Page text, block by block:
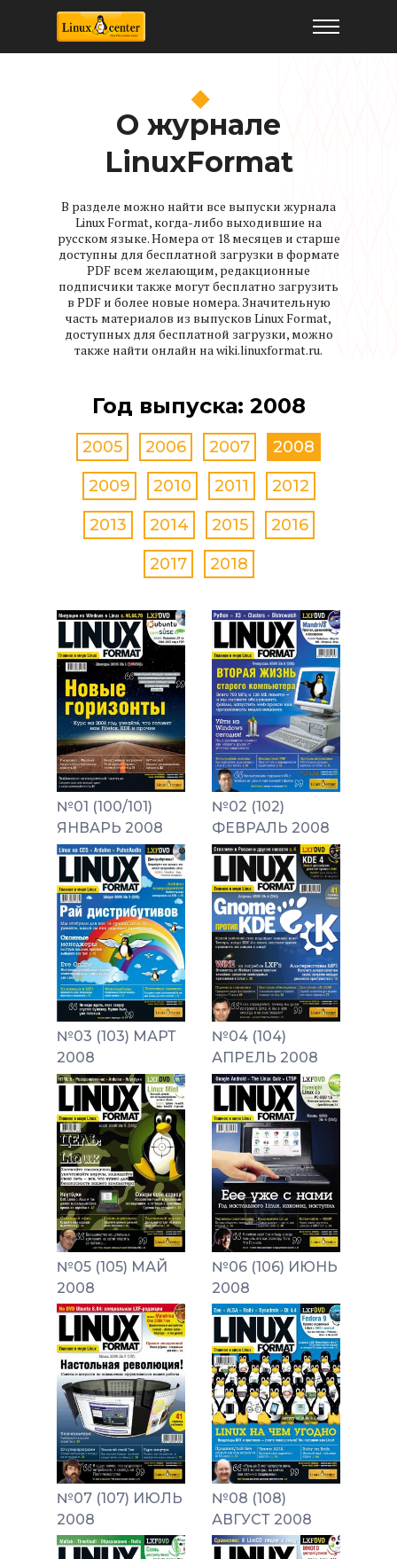
Архив журнала LinuxFormat
О журнале
LinuxFormat
В разделе можно найти все выпуски журнала
Linux Format, когда-либо выходившие на
русском языке. Номера от 18 месяцев и старше
доступны для бесплатной загрузки в формате
PDF всем желающим, редакционные
подписчики также могут бесплатно загрузить
в PDF и более новые номера. Значительную
часть материалов из выпусков Linux Format,
доступных для бесплатной загрузки, можно
также найти онлайн на wiki.linuxformat.ru.
Год выпуска: 2008
2005 2006 2007
2008
2009
2010 2011
2012
2013
2014 2015
2016
2017
2018
№01 (100/101)
ЯНВАРЬ 2008
№02 (102)
ФЕВРАЛЬ 2008
№03 (103) МАРТ
2008
№04 (104)
АПРЕЛЬ 2008
№05 (105) МАЙ
2008
№06 (106) ИЮНЬ
2008
№07 (107) ИЮЛЬ
2008
№08 (108)
АВГУСТ 2008